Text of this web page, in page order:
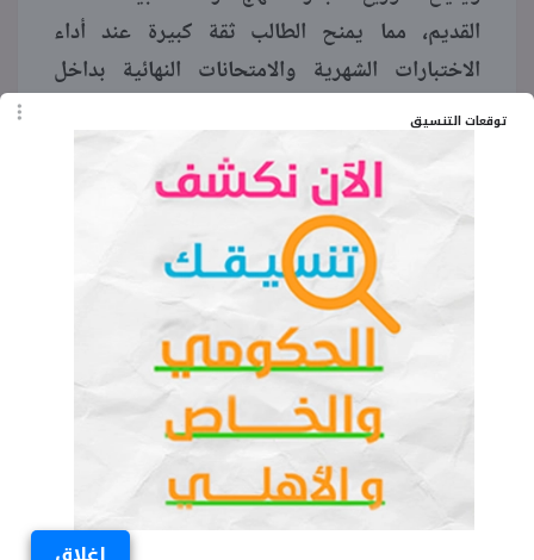
توقعات التنسيق
القديم، مما يمنح الطالب ثقة كبيرة عند أداء
الاختبارات الشهرية والامتحانات النهائية بداخل
المعهد.
الكلمات المفتاحية
منهج القرآن الكريم للصف الثاني الإعدادي
منهج القرآن الكريم للصف الثاني الإعدادي
توزيع منهج القرآن الكريم تانية إعدادي أزهر
سور القرآن الكريم للصف الثاني الإعدادي